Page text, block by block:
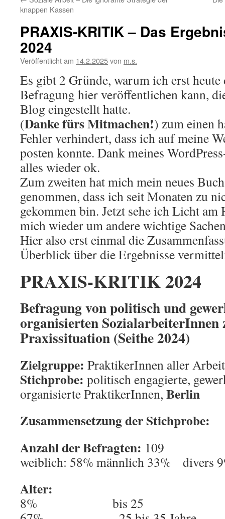
knappen Kassen
PRAXIS-KRITIK – Das
2024
Veröffentlicht am 14.2.2025von m.s.
Es gibt 2 Gründe, warum ich erst heute
Befragung hier veröffentlichen kann,
Blog eingestellt hatte.
(Danke fürs Mitmachen!) zum einen
Fehler verhindert, dass ich auf meine
posten konnte. Dank meines
alles wieder ok.
Zum zweiten hat mich mein neues
genommen, dass ich seit Monaten zu
gekommen bin. Jetzt sehe ich Licht
mich wieder um andere wichtige
Hier also erst einmal die
Überblick über die Ergebnisse
PRAXIS-KRITIK 2024
Befragung von politisch und
organisierten SozialarbeiterInnen
Praxissituation (Seithe 2024)
Zielgruppe: PraktikerInnen aller
Stichprobe: politisch engagierte,
organisierte PraktikerInnen, Berlin
Zusammensetzung der Stichprobe:
Anzahl der Befragten: 109
weiblich: 58% männlich 33% divers
Alter:
8% bis 25